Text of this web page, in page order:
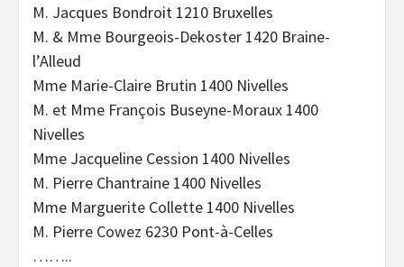
M. Jacques Bondroit 1210 Bruxelles
M. & Mme Bourgeois-Dekoster 1420 Braine-
l’Alleud
Mme Marie-Claire Brutin 1400 Nivelles
M. et Mme François Buseyne-Moraux 1400
Nivelles
Mme Jacqueline Cession 1400 Nivelles
M. Pierre Chantraine 1400 Nivelles
Mme Marguerite Collette 1400 Nivelles
M. Pierre Cowez 6230 Pont-à-Celles
……..